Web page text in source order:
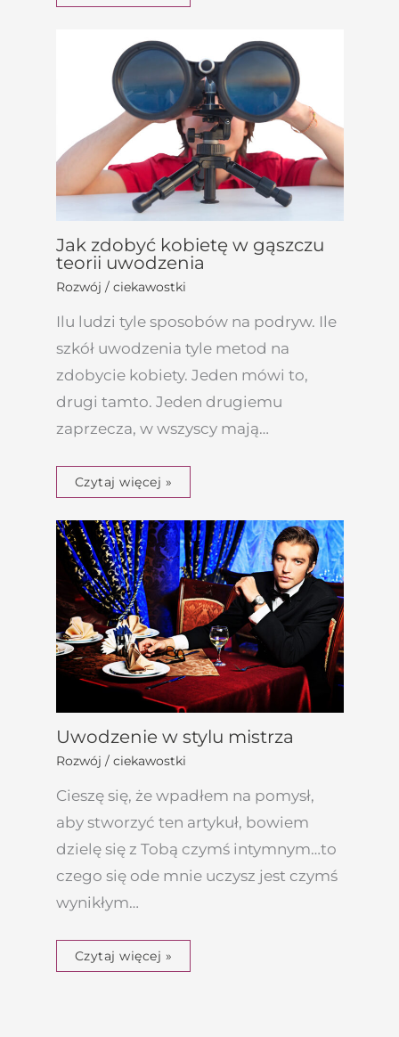
Jak zdobyć kobietę w gąszczu
teorii uwodzenia
Rozwój / ciekawostki
Ilu ludzi tyle sposobów na podryw. Ile
szkół uwodzenia tyle metod na
zdobycie kobiety. Jeden mówi to,
drugi tamto. Jeden drugiemu
zaprzecza, w wszyscy mają…
Czytaj więcej »
Uwodzenie w stylu mistrza
Rozwój / ciekawostki
Cieszę się, że wpadłem na pomysł,
aby stworzyć ten artykuł, bowiem
dzielę się z Tobą czymś intymnym…to
czego się ode mnie uczysz jest czymś
wynikłym…
Czytaj więcej »